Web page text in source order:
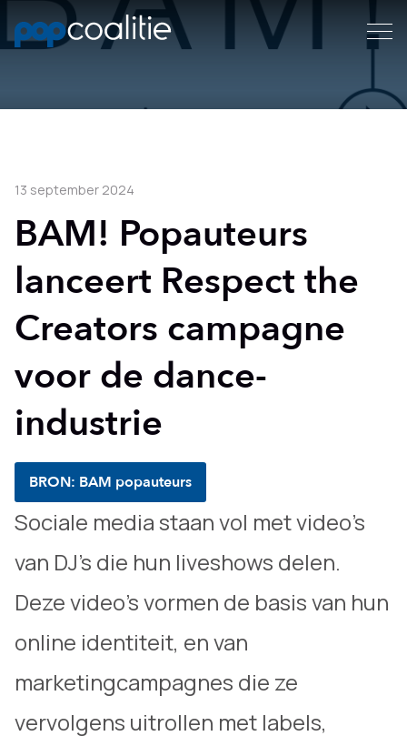
13 september 2024
BAM! Popauteurs
lanceert Respect the
Creators campagne
voor de dance-
industrie
BRON: BAM popauteurs
Sociale media staan vol met video’s
van DJ’s die hun liveshows delen.
Deze video’s vormen de basis van hun
online identiteit, en van
marketingcampagnes die ze
vervolgens uitrollen met labels,